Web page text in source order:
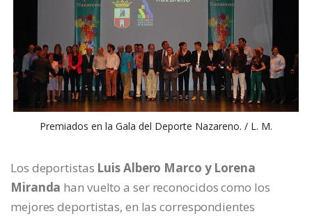
Premiados en la Gala del Deporte Nazareno. / L. M.
Los deportistas Luis Albero Marco y Lorena
Miranda han vuelto a ser reconocidos como los
mejores deportistas, en las correspondientes